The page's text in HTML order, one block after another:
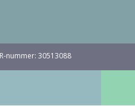
nummer: 30513088